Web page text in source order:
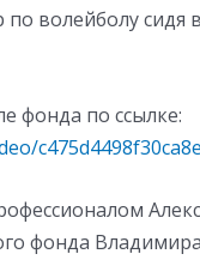
волейболу сидя
фонда по ссылке:
фонда